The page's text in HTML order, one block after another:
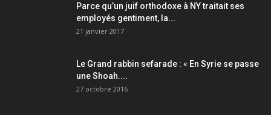
Parce qu’un juif orthodoxe à NY traitait ses
employés gentiment, la...
21 janvier 2017
Le Grand rabbin sefarade : « En Syrie se passe
une Shoah....
27 octobre 2016